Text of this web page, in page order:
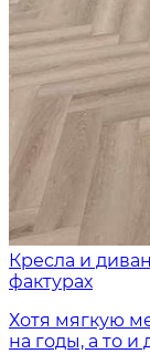
Кресла и
фактурах
Хотя мягкую
на годы, а то и